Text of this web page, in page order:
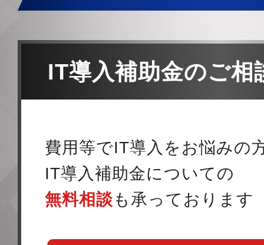
IT導入補助金のご相
費用等でIT導入をお悩みの
IT導入補助金についての
無料相談も承っております